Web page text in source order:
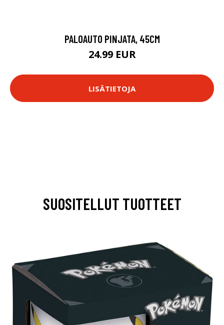
PALOAUTO PINJATA, 45CM
24.99 EUR
LISÄTIETOJA
SUOSITELLUT TUOTTEET